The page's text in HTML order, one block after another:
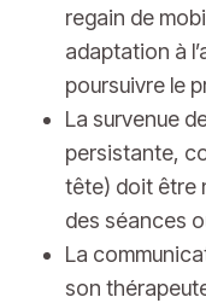
regain de
adaptation à
poursuivre le
La survenue
persistante,
tête) doit être
des séances
La
son